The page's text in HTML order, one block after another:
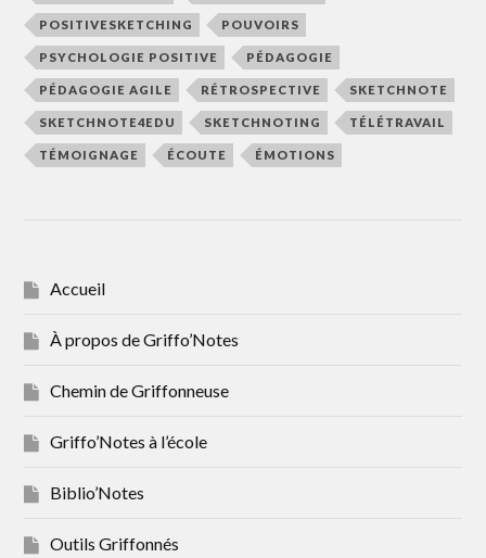
POSITIVESKETCHING POUVOIRS
PSYCHOLOGIE POSITIVE PÉDAGOGIE
PÉDAGOGIE AGILE RÉTROSPECTIVE SKETCHNOTE
SKETCHNOTE4EDU SKETCHNOTING TÉLÉTRAVAIL
TÉMOIGNAGE ÉCOUTE ÉMOTIONS
Accueil
À propos de Griffo’Notes
Chemin de Griffonneuse
Griffo’Notes à l’école
Biblio’Notes
Outils Griffonnés